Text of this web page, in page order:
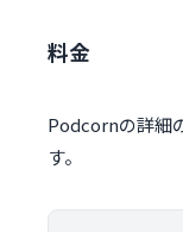
料金
Podcornの詳細
す。